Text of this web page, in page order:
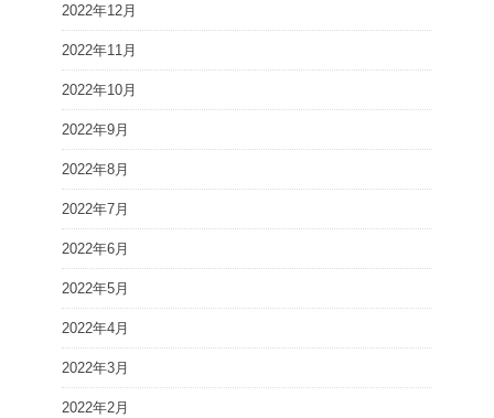
2022年12月
2022年11月
2022年10月
2022年9月
2022年8月
2022年7月
2022年6月
2022年5月
2022年4月
2022年3月
2022年2月